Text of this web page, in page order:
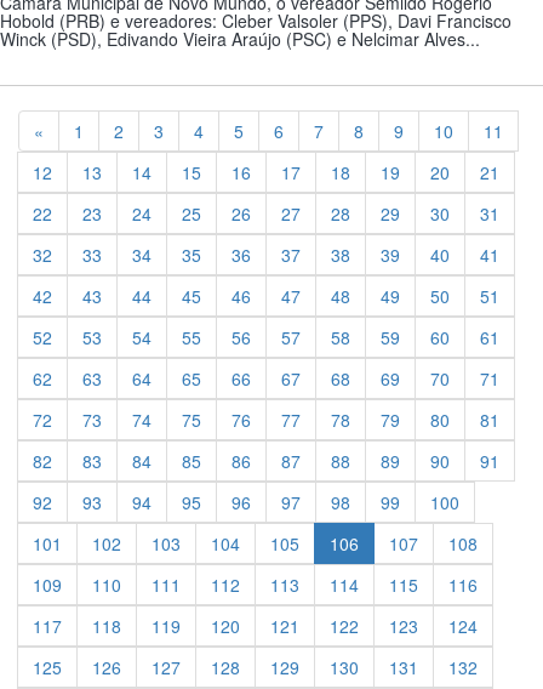
Hobold (PRB) e vereadores: Cleber Valsoler (PPS), Davi Francisco
Winck (PSD), Edivando Vieira Araújo (PSC) e Nelcimar Alves...
« Previous
1 2 3 4 5 6 7 8 9 10
11
12
13 14 15 16 17 18 19 20
21
22
23 24 25 26 27 28 29 30
31
32
33 34 35 36 37 38 39 40
41
42
43 44 45 46 47 48 49 50
51
52
53 54 55 56 57 58 59 60
61
62
63 64 65 66 67 68 69 70
71
72
73 74 75 76 77 78 79 80
81
82
83 84 85 86 87 88 89 90
91
92
93 94 95 96 97 98 99
100
101
102 103 104 105 106 107
108
109
110 111 112 113 114 115
116
117
118 119 120 121 122 123
124
125
126 127 128 129 130 131
132